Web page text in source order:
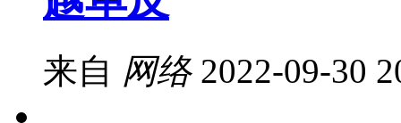
来自 网络 2022-09-30